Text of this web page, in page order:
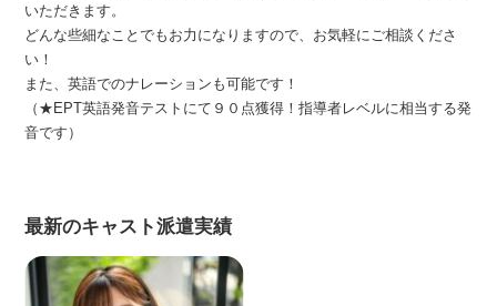
いただきます。
どんな些細なことでもお力になりますので、お気軽にご相談くださ
い！
また、英語でのナレーションも可能です！
（★EPT英語発音テストにて９０点獲得！指導者レベルに相当する発
音です）
最新のキャスト派遣実績